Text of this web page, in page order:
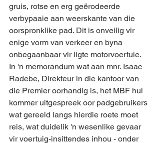
gruis, rotse en erg geërodeerde
verbypaaie aan weerskante van die
oorspronklike pad. Dit is onveilig vir
enige vorm van verkeer en byna
onbegaanbaar vir ligte motorvoertuie.
In 'n memorandum wat aan mnr. Isaac
Radebe, Direkteur in die kantoor van
die Premier oorhandig is, het MBF hul
kommer uitgespreek oor padgebruikers
wat gereeld langs hierdie roete moet
reis, wat duidelik 'n wesenlike gevaar
vir voertuig-insittendes inhou - onder